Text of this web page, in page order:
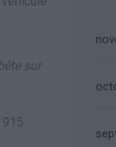
sur